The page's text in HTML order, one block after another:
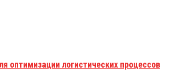
оптимизации логистических процессов